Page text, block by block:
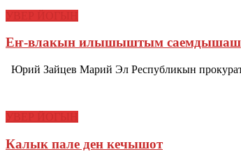
Еҥ-влакын илышыштым саемдышаш
Юрий Зайцев Марий Эл Республикын
Калык пале ден кечышот